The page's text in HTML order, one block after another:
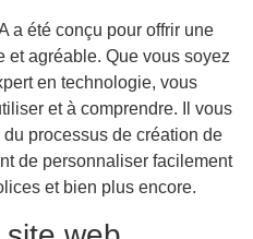
a été conçu pour offrir une
agréable. Que vous soyez
en technologie, vous
et à comprendre. Il vous
processus de création de
de personnaliser facilement
et bien plus encore.